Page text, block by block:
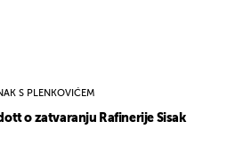
S PLENKOVIĆEM
o zatvaranju Rafinerije Sisak